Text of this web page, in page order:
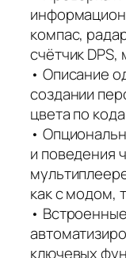
компас,
счётчик
• Описание
создании
цвета по
•
и поведения
как с модом,
•
ключевых